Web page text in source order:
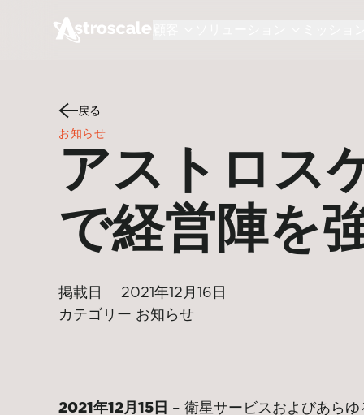
戻る
お知らせ
アストロス
で経営陣を
掲載日
2021年12月16日
カテゴリー お知らせ
2021年12月15日 – 衛星サービスおよびあら